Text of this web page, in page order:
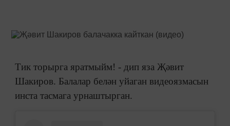
Тик торырга яратмыйм! - дип яза Җәвит
Шакиров. Балалар белән уйаган видеоязмасын
инста тасмага урнаштырган.